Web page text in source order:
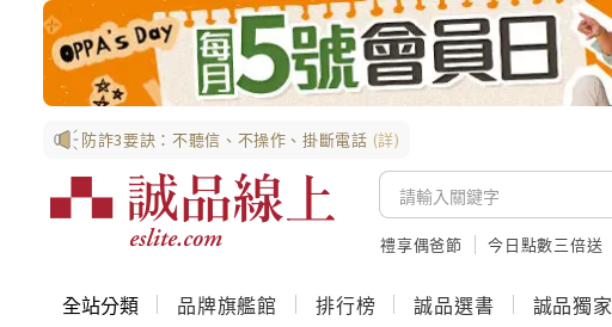
防詐3要訣：不聽信、不操作、掛斷電話 (詳)
禮享偶爸節 今日點數三倍送
全站分類 品牌旗艦館 排行榜 誠品選書 誠品獨家